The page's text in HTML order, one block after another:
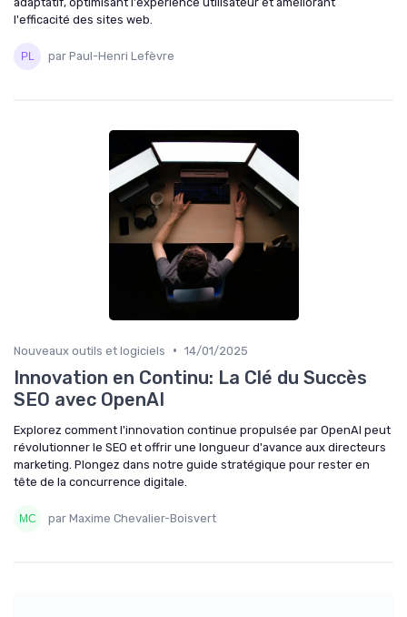
l'efficacité des sites web.
par Paul-Henri Lefèvre
Nouveaux outils et logiciels • 14/01/2025
Innovation en Continu: La Clé du Succès
SEO avec OpenAI
Explorez comment l'innovation continue propulsée par OpenAI peut
révolutionner le SEO et offrir une longueur d'avance aux directeurs
marketing. Plongez dans notre guide stratégique pour rester en
tête de la concurrence digitale.
par Maxime Chevalier-Boisvert